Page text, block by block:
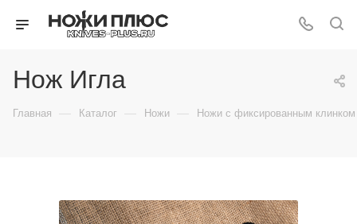
Нож Игла
Главная — Каталог — Ножи — Ножи с фиксированным клинком